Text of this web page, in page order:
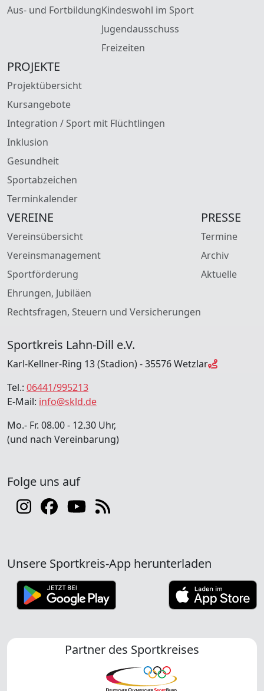
Aus- und FortbildungKindeswohl im Sport
Jugendausschuss
Freizeiten
PROJEKTE
Projektübersicht
Kursangebote
Integration / Sport mit Flüchtlingen
Inklusion
Gesundheit
Sportabzeichen
Terminkalender
VEREINE
Vereinsübersicht
Vereinsmanagement
Sportförderung
Ehrungen, Jubiläen
Rechtsfragen, Steuern und Versicherungen
PRESSE
Termine
Archiv
Aktuelle
Sportkreis Lahn-Dill e.V.
Karl-Kellner-Ring 13 (Stadion) - 35576 Wetzlar
Tel.: 06441/995213
E-Mail: info@skld.de
Mo.- Fr. 08.00 - 12.30 Uhr,
(und nach Vereinbarung)
Folge uns auf
Unsere Sportkreis-App herunterladen
Partner des Sportkreises